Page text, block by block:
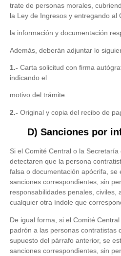
trate de personas morales,
la Ley de Ingresos y entregando al
la información y documentación
Además, deberán adjuntar lo
1.- Carta solicitud con firma
indicando el
motivo del trámite.
2.- Original y copia del recibo de
D) Sanciones por
Si el Comité Central o la
detectaren que la persona
falsa o documentación apócrifa, se
sanciones correspondientes, sin
responsabilidades penales, civiles,
cualquier otra índole que
De igual forma, si el Comité
padrón a las personas contratistas
supuesto del párrafo anterior, se
sanciones correspondientes, sin